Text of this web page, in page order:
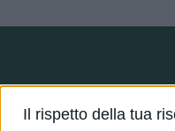
Il rispetto della tua
DIALFARM